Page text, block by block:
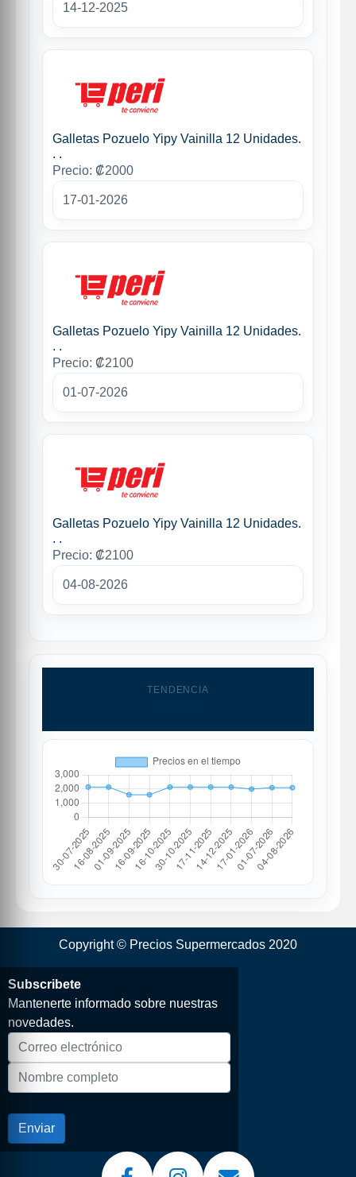
14-12-2025
Galletas Pozuelo Yipy Vainilla 12 Unidades.
. .
Precio: ₡2000
17-01-2026
Galletas Pozuelo Yipy Vainilla 12 Unidades.
. .
Precio: ₡2100
01-07-2026
Galletas Pozuelo Yipy Vainilla 12 Unidades.
. .
Precio: ₡2100
04-08-2026
TENDENCIA
Copyright © Precios Supermercados 2020
Subscribete
Mantenerte informado sobre nuestras
novedades.